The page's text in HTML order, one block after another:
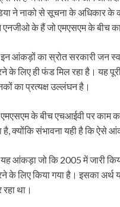
ने नाको से सूचना के अधिकार
एनजीओ के हैं जो एमएसएम के बीच
आंकड़ों का स्रोत सरकारी जन
के लिए ही फंड मिल रहा है। यह पूरी
का प्रत्यक्ष उल्लंघन है।
के बीच एचआईवी पर काम
है, क्योंकि संभावना यही है कि ऐसे
आंकड़ा जो कि 2005 में जारी
के लिए किया गया है। इसका अर्थ
था।